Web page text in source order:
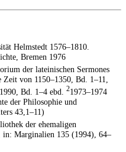
Helmstedt 1576–1810.
Bremen 1976
der lateinischen Sermones
von 1150–1350, Bd. 1–11,
Bd. 1–4 ebd.21973–1974
der Philosophie und
43,1–11)
der ehemaligen
in: Marginalien 135 (1994), 64–